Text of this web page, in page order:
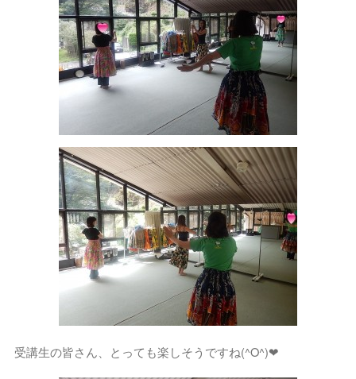
受講生の皆さん、とっても楽しそうですね(^O^)❤